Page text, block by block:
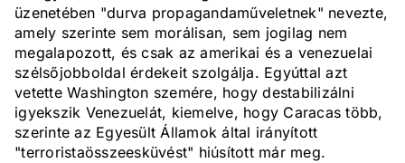
üzenetében "durva propagandaműveletnek" nevezte,
amely szerinte sem morálisan, sem jogilag nem
megalapozott, és csak az amerikai és a venezuelai
szélsőjobboldal érdekeit szolgálja. Egyúttal azt
vetette Washington szemére, hogy destabilizálni
igyekszik Venezuelát, kiemelve, hogy Caracas több,
szerinte az Egyesült Államok által irányított
"terroristaösszeesküvést" hiúsított már meg.